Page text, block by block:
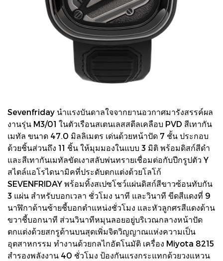
Sevenfriday นำแรงบันดาลใจจากยานอวกาศมารังสรรค์ผล
งานรุ่น M3/01 ในตัวเรือนสเตนเลสสตีลเคลือบ PVD สีเทากัน
เมทัล ขนาด 47.0 มิลลิเมตร เด่นด้วยหน้าปัด 7 ชั้น ประกอบ
ด้วยชิ้นส่วนถึง 11 ชิ้น ให้มุมมองในแบบ 3 มิติ พร้อมดิสก์สีดำ
และสีเทากันเมทัลขัดเงาสลับพ่นทรายเชื่อมต่อกับปีกรูปตัว Y
สไตล์แอโรไดนามิคที่ประดับตกแต่งด้วยโลโก้
SEVENFRIDAY พร้อมทิ้งสเปซโชว์แผ่นดิสก์สีขาวซ้อนทับกัน
3 แผ่น สำหรับบอกเวลา ชั่วโมง นาที และวินาที ขีดสีแดงที่ 9
นาฬิกาด้านซ้ายชี้บอกตำแหน่งชั่วโมง และหัวลูกศรสีแดงด้าน
ขวาชี้บอกนาที ส่วนวินาทีหมุนลอยอยู่บริเวณกลางหน้าปัด
ตกแต่งด้วยสกรูด้านบนสุดเพิ่มจิตวิญญาณแห่งความเป็น
อุตสาหกรรม ทำงานด้วยกลไกอัตโนมัติ เครื่อง Miyota 8215
สำรองพลังงาน 40 ชั่วโมง ป้องกันแรงกระแทกด้วยวงแหวน